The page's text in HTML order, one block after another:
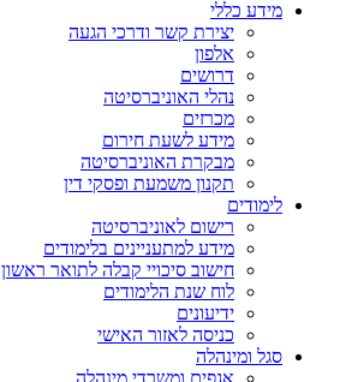
מידע כללי
יצירת קשר ודרכי הגעה
אלפון
דרושים
נהלי האוניברסיטה
מכרזים
מידע לשעת חירום
מבקרת האוניברסיטה
תקנון משמעת ופסקי דין
לימודים
רישום לאוניברסיטה
מידע למתעניינים בלימודים
חישוב סיכויי קבלה לתואר ראשון
לוח שנת הלימודים
ידיעונים
כניסה לאזור האישי
סגל ומינהלה